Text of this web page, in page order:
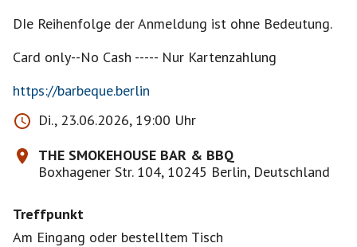
DIe Reihenfolge der Anmeldung ist ohne Bedeutung.
Card only--No Cash ----- Nur Kartenzahlung
https://barbeque.berlin
Di., 23.06.2026, 19:00 Uhr
THE SMOKEHOUSE BAR & BBQ
Boxhagener Str. 104, 10245 Berlin, Deutschland
Treffpunkt
Am Eingang oder bestelltem Tisch